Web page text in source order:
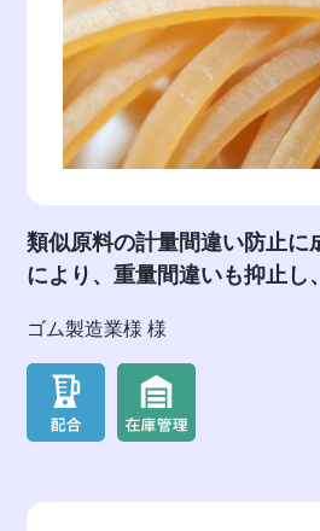
類似原料の計量間違い防止に
により、重量間違いも抑止し
ゴム製造業様 様